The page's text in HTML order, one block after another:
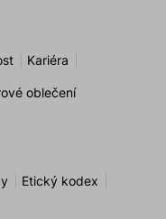
Kariéra
oblečení
Etický kodex